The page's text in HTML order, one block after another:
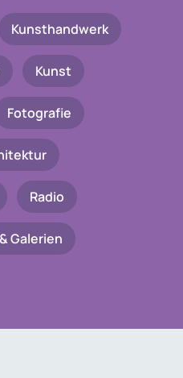
Kunsthandwerk
Kunst
Fotografie
Radio
Galerien